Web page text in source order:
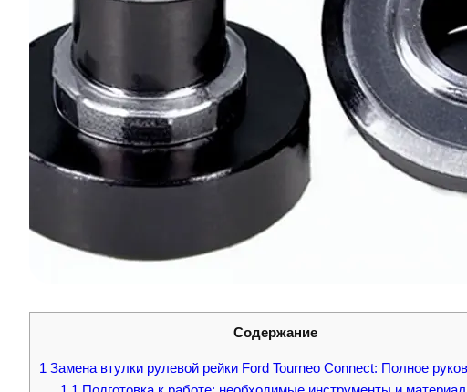
Содержание
1 Замена втулки рулевой рейки Ford Tourneo Connect: Полное